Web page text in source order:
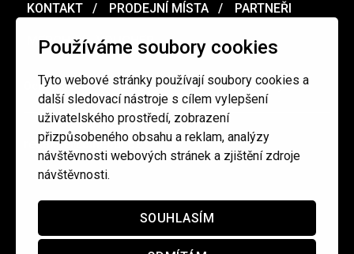
Používáme soubory cookies
Tyto webové stránky používají soubory cookies a
další sledovací nástroje s cílem vylepšení
uživatelského prostředí, zobrazení
přizpůsobeného obsahu a reklam, analýzy
návštěvnosti webových stránek a zjištění zdroje
návštěvnosti.
SOUHLASÍM
KONTAKT PRODEJNÍ MÍSTA PARTNEŘI
MERCH VOUCHER
Ochrana osobních údajů / Obchodní podmínky
redakce@cinepur.cz